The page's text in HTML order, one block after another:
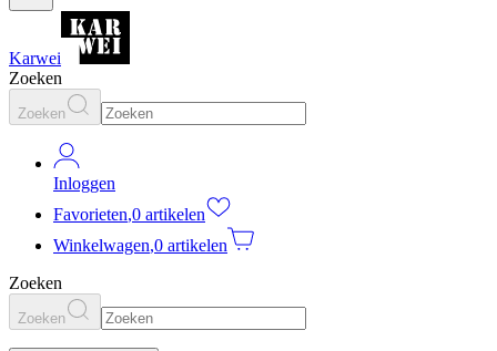
Karwei
Zoeken
Zoeken
Inloggen
Favorieten,0 artikelen
Winkelwagen,0 artikelen
Zoeken
Zoeken